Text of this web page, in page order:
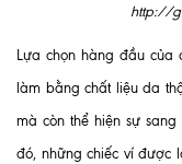
http://
Lựa chọn hàng đầu
làm bằng chất liệu da
mà còn thể hiện sự
đó, những chiếc ví được